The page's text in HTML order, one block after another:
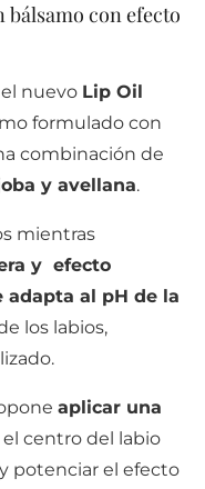
con efecto
nuevo Lip Oil
formulado con
combinación de
y avellana.
mientras
y efecto
adapta al pH de la
los labios,
aplicar una
centro del labio
potenciar el efecto